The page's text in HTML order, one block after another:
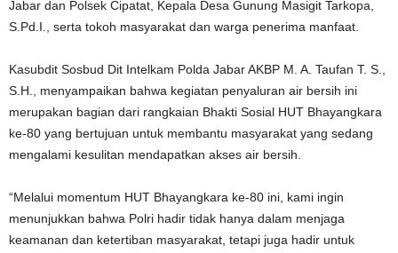
Jabar dan Polsek Cipatat, Kepala Desa Gunung Masigit Tarkopa,
S.Pd.I., serta tokoh masyarakat dan warga penerima manfaat.
Kasubdit Sosbud Dit Intelkam Polda Jabar AKBP M. A. Taufan T. S.,
S.H., menyampaikan bahwa kegiatan penyaluran air bersih ini
merupakan bagian dari rangkaian Bhakti Sosial HUT Bhayangkara
ke-80 yang bertujuan untuk membantu masyarakat yang sedang
mengalami kesulitan mendapatkan akses air bersih.
“Melalui momentum HUT Bhayangkara ke-80 ini, kami ingin
menunjukkan bahwa Polri hadir tidak hanya dalam menjaga
keamanan dan ketertiban masyarakat, tetapi juga hadir untuk